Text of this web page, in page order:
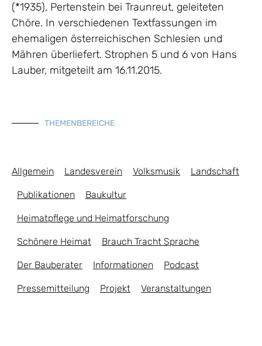
(*1935), Pertenstein bei Traunreut, geleiteten
Chöre. In verschiedenen Textfassungen im
ehemaligen österreichischen Schlesien und
Mähren überliefert. Strophen 5 und 6 von Hans
Lauber, mitgeteilt am 16.11.2015.
THEMENBEREICHE
Allgemein Landesverein Volksmusik Landschaft
Publikationen Baukultur
Heimatpflege und Heimatforschung
Schönere Heimat Brauch Tracht Sprache
Der Bauberater Informationen Podcast
Pressemitteilung Projekt Veranstaltungen